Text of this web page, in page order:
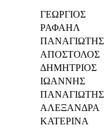
ΓΕΩΡΓΙΟΣ
ΡΑΦΑΗΛ
ΠΑΝΑΓΙΩΤΗΣ
ΑΠΟΣΤΟΛΟΣ
ΔΗΜΗΤΡΙΟΣ
ΙΩΑΝΝΗΣ
ΠΑΝΑΓΙΩΤΗΣ
ΑΛΕΞΑΝΔΡΑ
ΚΑΤΕΡΙΝΑ